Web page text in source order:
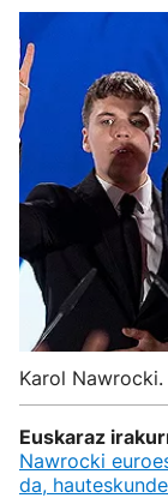
Karol
Euskaraz
Nawrocki
da,